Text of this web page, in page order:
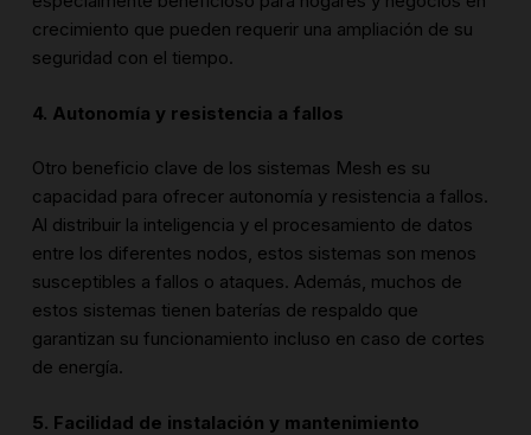
crecimiento que pueden requerir una ampliación de su
seguridad con el tiempo.
4. Autonomía y resistencia a fallos
Otro beneficio clave de los sistemas Mesh es su
capacidad para ofrecer autonomía y resistencia a fallos.
Al distribuir la inteligencia y el procesamiento de datos
entre los diferentes nodos, estos sistemas son menos
susceptibles a fallos o ataques. Además, muchos de
estos sistemas tienen baterías de respaldo que
garantizan su funcionamiento incluso en caso de cortes
de energía.
5. Facilidad de instalación y mantenimiento